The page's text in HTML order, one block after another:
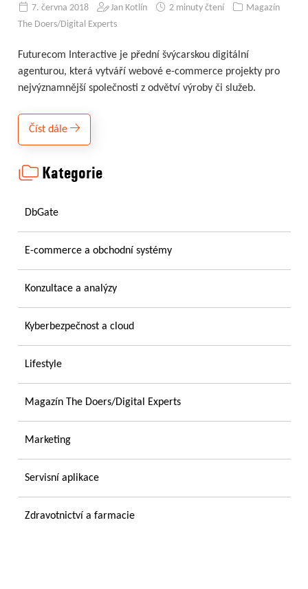
7. června 2018 Jan Kotlín 2 minuty čtení
Magazín
The Doers/Digital Experts
Futurecom Interactive je přední švýcarskou digitální
agenturou, která vytváří webové e-commerce projekty pro
nejvýznamnější společnosti z odvětví výroby či služeb.
Číst dále
Kategorie
DbGate
E-commerce a obchodní systémy
Konzultace a analýzy
Kyberbezpečnost a cloud
Lifestyle
Magazín The Doers/Digital Experts
Marketing
Servisní aplikace
Zdravotnictví a farmacie